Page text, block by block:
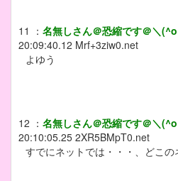
11 ： 名無しさん＠恐縮です＠＼
20:09:40.12 Mrf+3ziw0.net
よゆう
12 ： 名無しさん＠恐縮です＠＼
20:10:05.25 2XR5BMpT0.net
すでにネットでは・・・、どこの